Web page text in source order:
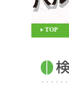
TOP